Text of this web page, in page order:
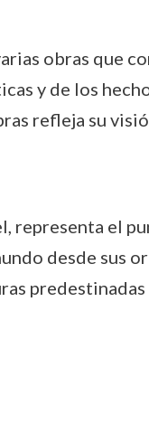
obras que
y de los
refleja su
representa el
desde sus
predestinadas